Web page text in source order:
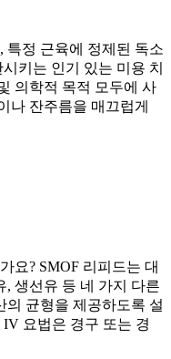
특정 근육에 정제된 독소
키는 인기 있는 미용 치
의학적 목적 모두에 사
나 잔주름을 매끄럽게
요? SMOF 리피드는 대
, 생선유 등 네 가지 다른
의 균형을 제공하도록 설
요법은 경구 또는 경